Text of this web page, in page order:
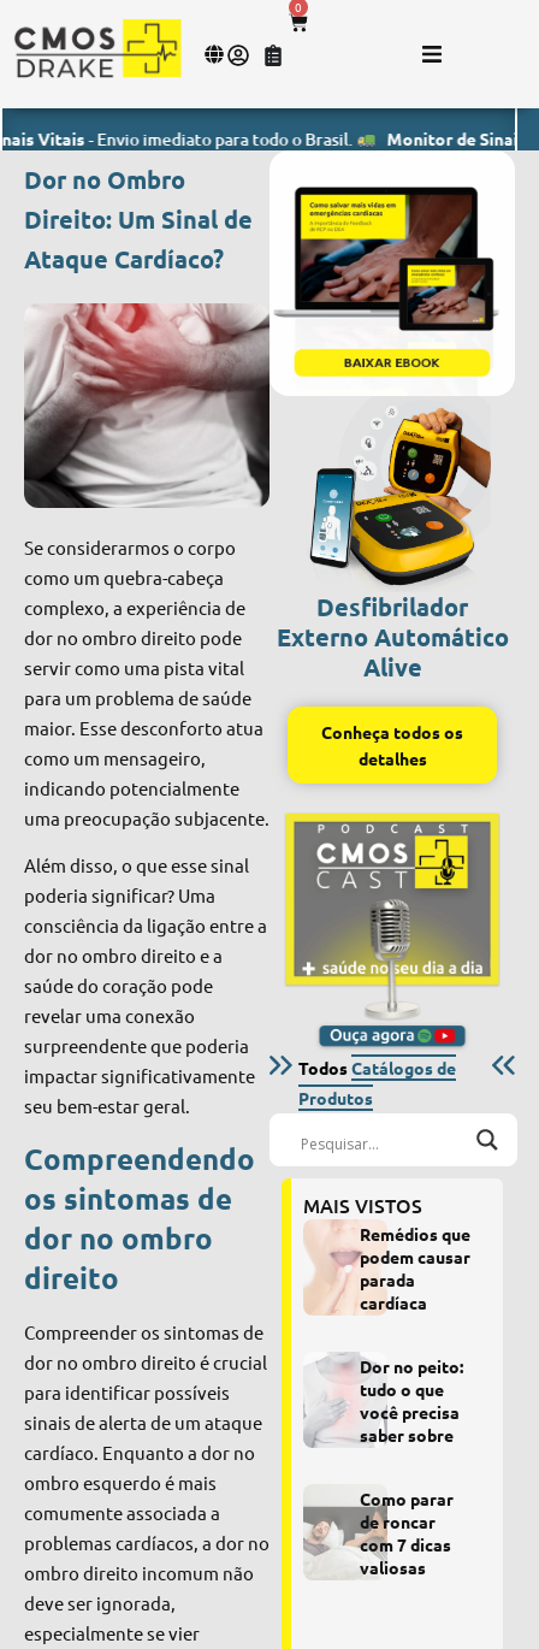
0
- Envio imediato para todo o Brasil. Monitor de Sinais Vitais-
Dor no Ombro
Direito: Um Sinal de
Ataque Cardíaco?
Se considerarmos o corpo
como um quebra-cabeça
complexo, a experiência de
dor no ombro direito pode
servir como uma pista vital
para um problema de saúde
maior. Esse desconforto atua
como um mensageiro,
indicando potencialmente
uma preocupação subjacente.
Além disso, o que esse sinal
poderia significar? Uma
consciência da ligação entre a
dor no ombro direito e a
saúde do coração pode
revelar uma conexão
surpreendente que poderia
impactar significativamente
seu bem-estar geral.
Compreendendo
os sintomas de
dor no ombro
direito
Compreender os sintomas de
dor no ombro direito é crucial
para identificar possíveis
sinais de alerta de um ataque
cardíaco. Enquanto a dor no
ombro esquerdo é mais
comumente associada a
problemas cardíacos, a dor no
ombro direito incomum não
deve ser ignorada,
especialmente se vier
Desfibrilador
Externo Automático
Alive
Conheça todos os
detalhes
TodosCatálogos de
Produtos
MAIS VISTOS
Remédios que
podem causar
parada
cardíaca
Dor no peito:
tudo o que
você precisa
saber sobre
Como parar
de roncar
com 7 dicas
valiosas